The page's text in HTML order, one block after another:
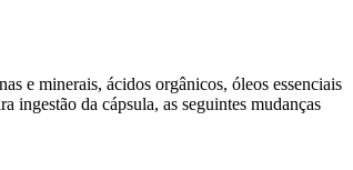
e minerais, ácidos orgânicos, óleos essenciais
ingestão da cápsula, as seguintes mudanças